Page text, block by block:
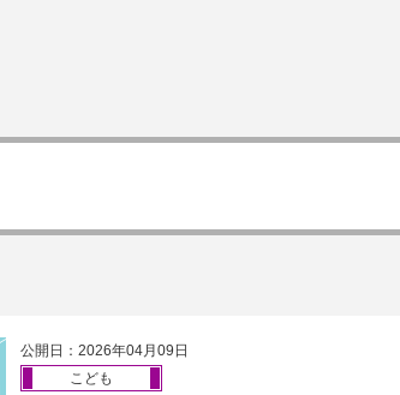
公開日：2026年04月09日
こども